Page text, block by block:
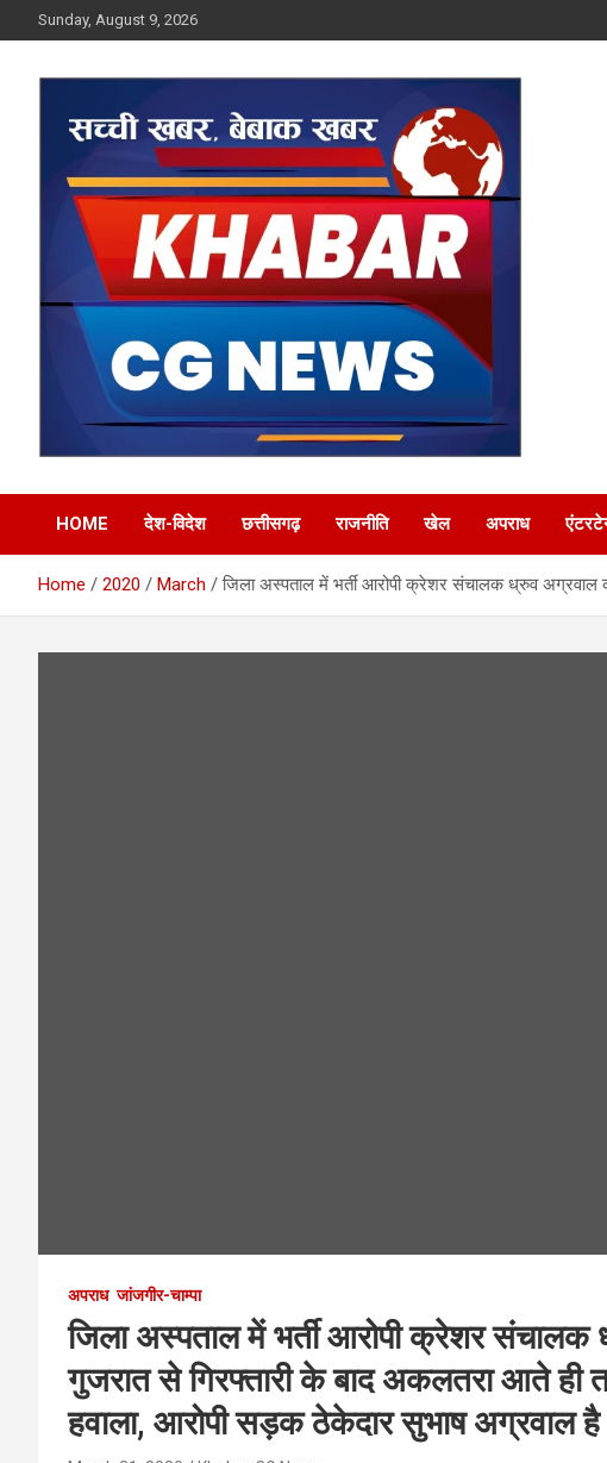
to
Sunday, August 9, 2026
Khabar CG News
HOME देश-विदेश छत्तीसगढ़ राजनीति खेल अपराध
Home 2020 March जिला अस्पताल में भर्ती आरोपी क्रेशर संचालक ध्रुव अग्रवाल
अपराध जांजगीर-चाम्पा
जिला अस्पताल में भर्ती आरोपी क्रेशर
गुजरात से गिरफ्तारी के बाद अकलतरा आते ही
हवाला, आरोपी सड़क ठेकेदार सुभाष अग्रवाल है